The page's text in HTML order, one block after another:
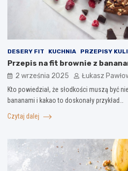
DESERY FIT KUCHNIA PRZEPISY
Przepis na fit brownie z
2 września 2025 Łukasz
Kto powiedział, że słodkości muszą być
bananami i kakao to doskonały przykład…
Czytaj dalej